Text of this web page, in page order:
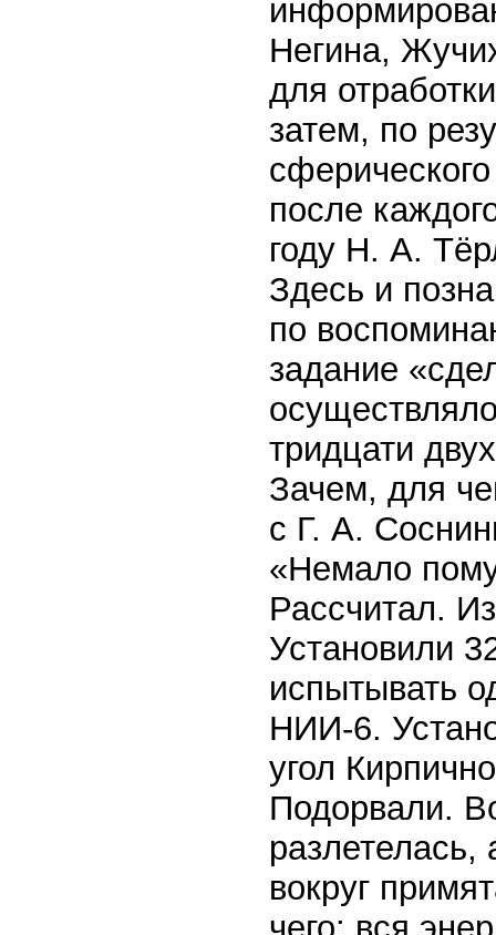
Негина,
для
затем, по
после
году Н. А.
Здесь и
по
задание
тридцати
Зачем, для
с Г. А.
«Немало
Рассчитал.
Установили
испытывать
НИИ-6.
угол
Подорвали.
вокруг